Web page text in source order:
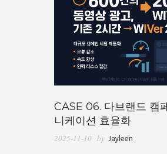
CASE 06. 다브랜드 캠
니케이션 효율화
2025-11-10 by Jayleen